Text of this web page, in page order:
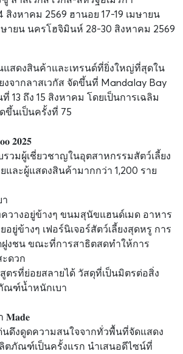
แสดงสินค้าและเทรนด์ที่ยิ่งใหญ่ที่สุดใน
งจากลาสเวกัส จัดขึ้นที่ Mandalay Bay
13 ถึง 15 สิงหาคม โดยเป็นการเฉลิม
ขึ้นเป็นครั้งที่ 75
𝟐𝟎𝟐𝟓
รวมผู้เชี่ยวชาญในอุตสาหกรรมสัตว์เลี้ยง
และผู้แสดงสินค้ามากกว่า 1,200 ราย
า
วางอยู่ข้างๆ ขนมสุนัขแฮนด์เมด อาหาร
อยู่ข้างๆ เฟอร์นิเจอร์สัตว์เลี้ยงสุดหรู การ
งชน ขณะที่การสาธิตสดทำให้การ
ะดวก
ตรที่ย่อยสลายได้ วัสดุที่เป็นมิตรต่อสิ่ง
ณฑ์น้ำหนักเบา
𝐌𝐚𝐝𝐞
ดึงดูดความสนใจจากทั่วพื้นที่จัดแสดง
ตภัณฑ์เป็นครั้งแรก นำเสนอดีไซน์ที่